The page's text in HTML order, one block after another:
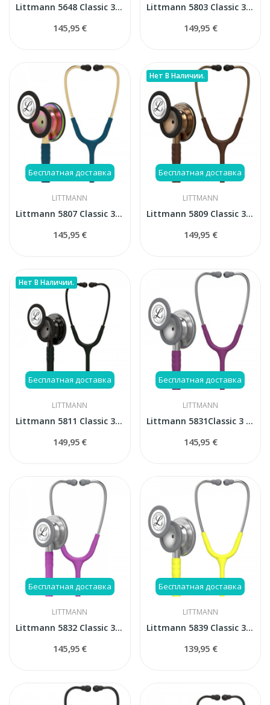
Littmann 5648 Classic 3 стетоскоп
145,95 €
Littmann 5803 Classic 3 стетоскоп
149,95 €
Бесплатная доставка
LITTMANN
Littmann 5807 Classic 3 Carribean blue стетоскоп
145,95 €
Бесплатная доставка
Нет В Наличии.
LITTMANN
Littmann 5809 Classic 3 Cooper Edition стетоскоп
149,95 €
Бесплатная доставка
Нет В Наличии.
LITTMANN
Littmann 5811 Classic 3 стетоскоп
149,95 €
Бесплатная доставка
LITTMANN
Littmann 5831Classic 3 Plum стетоскоп
145,95 €
Бесплатная доставка
LITTMANN
Littmann 5832 Classic 3 Lavander стетоскоп
145,95 €
Бесплатная доставка
LITTMANN
Littmann 5839 Classic 3 стетоскоп
139,95 €